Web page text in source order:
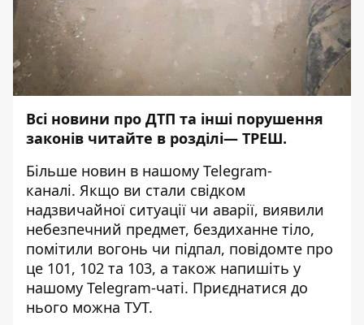
Всі новини про ДТП та інші порушення
законів читайте в розділі— ТРЕШ.
Більше новин в нашому Telegram-
каналі. Якщо ви стали свідком
надзвичайної ситуації чи аварії, виявили
небезпечний предмет, бездиханне тіло,
помітили вогонь чи підпал, повідомте про
це 101, 102 та 103, а також напишіть у
нашому Telegram-чаті. Приєднатися до
нього можна ТУТ.